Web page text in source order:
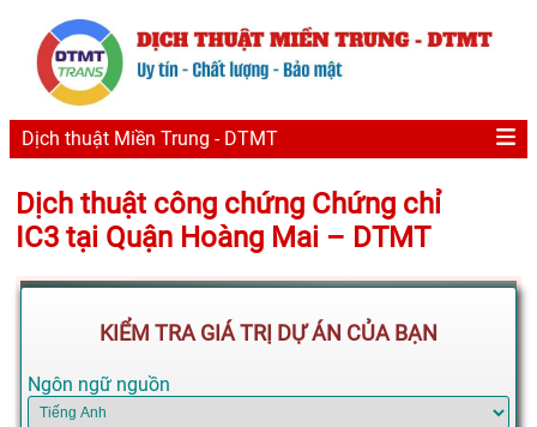
Dịch thuật Miền Trung - DTMT
Dịch thuật công chứng Chứng chỉ
IC3 tại Quận Hoàng Mai – DTMT
KIỂM TRA GIÁ TRỊ DỰ ÁN CỦA BẠN
Ngôn ngữ nguồn